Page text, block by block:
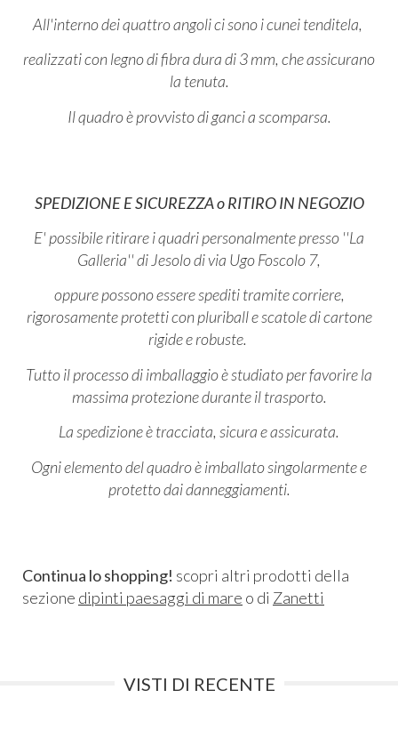
All'interno dei quattro angoli ci sono i cunei tenditela,
realizzati con legno di fibra dura di 3 mm, che assicurano
la tenuta.
Il quadro è provvisto di ganci a scomparsa.
SPEDIZIONE E SICUREZZA o RITIRO IN NEGOZIO
E' possibile ritirare i quadri personalmente presso ''La
Galleria'' di Jesolo di via Ugo Foscolo 7,
oppure possono essere spediti tramite corriere,
rigorosamente protetti con pluriball e scatole di cartone
rigide e robuste.
Tutto il processo di imballaggio è studiato per favorire la
massima protezione durante il trasporto.
La spedizione è tracciata, sicura e assicurata.
Ogni elemento del quadro è imballato singolarmente e
protetto dai danneggiamenti.
Continua lo shopping! scopri altri prodotti della
sezione dipinti paesaggi di mare o di Zanetti
VISTI DI RECENTE